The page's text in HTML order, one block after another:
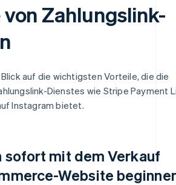
Zahlungslink-
auf die wichtigsten Vorteile, die die
Dienstes wie Stripe Payment
Instagram bietet.
sofort mit dem Verkauf
Website